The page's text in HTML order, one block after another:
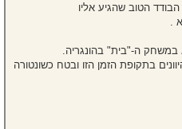
הטוב שהגיע אליו
במשחק ה-"בית" בהונגריה.
בתקופת הזמן הזו ובטח כשונטורה